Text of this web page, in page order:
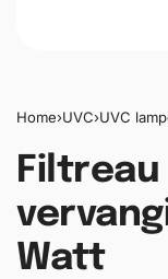
Home›UVC›UVC
Filtreau
Watt